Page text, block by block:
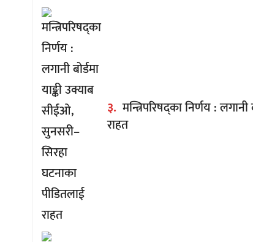
३. मन्त्रिपरिषद्का निर्णय :
राहत